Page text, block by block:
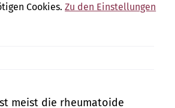
Cookies.Zu den Einstellungen
meist die rheumatoide